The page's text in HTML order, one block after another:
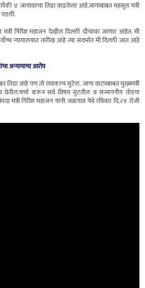
४ जागांवरचा तिढा वाढलेला आहे.जागांबाबत महसूल मंत्री
गिरीश महाजन देखील दिल्ली दौऱ्यावर जाणार आहेत. मी
न्यायालयात तारीख आहे त्या संदर्भात मी दिल्ली जात आहे
अन्यायाचा आरोप
तिढा आहे पण तो लवकरच सुटेल. जागा वाटपबाबत मुख्यमंत्री
घेतील.चर्चा करून सर्व विषय सुटतील व सन्माननीय तोडगा
गिरीश महाजन यांनी जळगाव येथे रविवार दि.२४ रोजी